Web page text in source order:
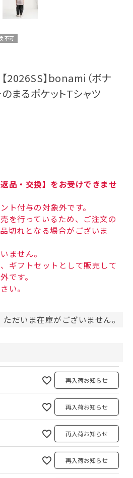
不可
2026SS】bonami（ボナ
まるポケットTシャツ
返品・交換】をお受けできませ
ト付与の対象外です。
を行っているため、ご注文の
切れとなる場合がございま
ません。
ギフトセットとして販売して
です。
い。
だいま在庫がございません。
再入荷お知らせ
再入荷お知らせ
再入荷お知らせ
再入荷お知らせ